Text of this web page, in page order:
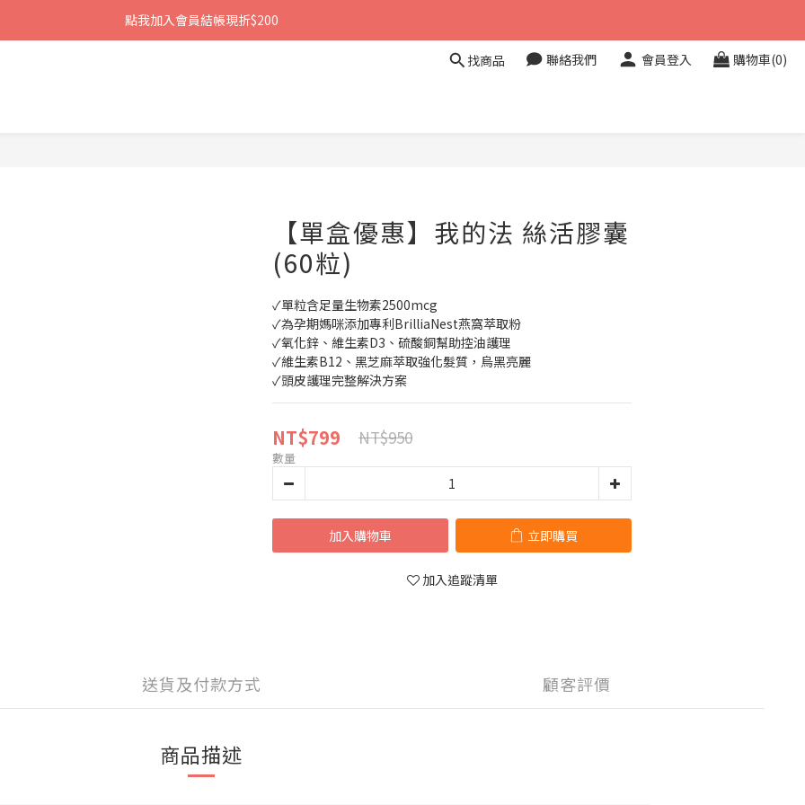
點我加入會員結帳現折$200
找商品 聯絡我們 會員登入 購物車(0)
【單盒優惠】我的法 絲活膠囊
(60粒)
✓單粒含足量生物素2500mcg
✓為孕期媽咪添加專利BrilliaNest燕窩萃取粉
✓氧化鋅、維生素D3、硫酸銅幫助控油護理
✓維生素B12、黑芝麻萃取強化髮質，烏黑亮麗
✓頭皮護理完整解決方案
NT$799 NT$950
數量
加入購物車 立即購買
加入追蹤清單
送貨及付款方式 顧客評價
商品描述